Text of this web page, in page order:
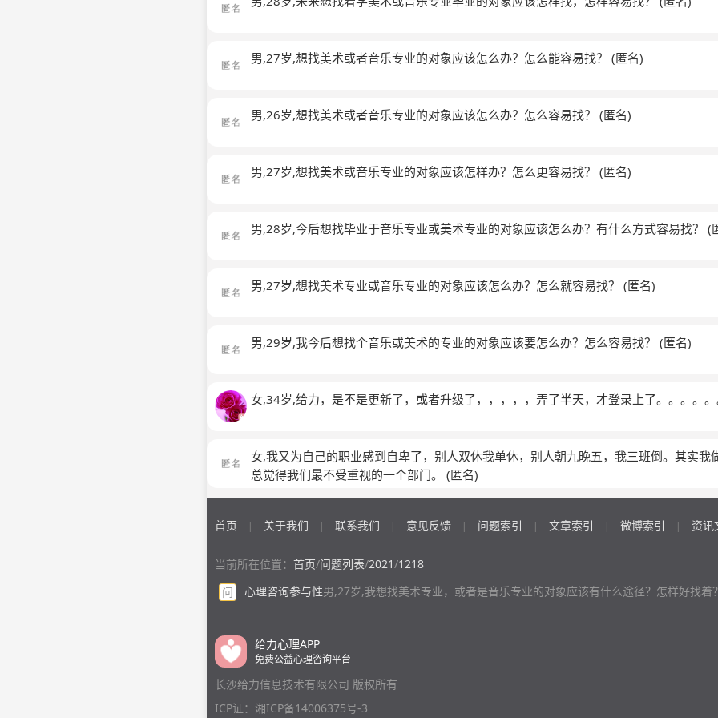
男,27岁,想找美术或者音乐专业的对象应该怎么办？怎么能容易找？ (匿名)
男,26岁,想找美术或者音乐专业的对象应该怎么办？怎么容易找？ (匿名)
男,27岁,想找美术或音乐专业的对象应该怎样办？怎么更容易找？ (匿名)
男,28岁,今后想找毕业于音乐专业或美术专业的对象应该怎么办？有什么方式容易找？ (
男,27岁,想找美术专业或音乐专业的对象应该怎么办？怎么就容易找？ (匿名)
男,29岁,我今后想找个音乐或美术的专业的对象应该要怎么办？怎么容易找？ (匿名)
女,34岁,给力，是不是更新了，或者升级了，，，，，弄了半天，才登录上了。。。。
女,我又为自己的职业感到自卑了，别人双休我单休，别人朝九晚五，我三班倒。其实我
总觉得我们最不受重视的一个部门。 (匿名)
首页 | 关于我们 | 联系我们 | 意见反馈 | 问题索引 | 文章索引 | 微博索引 | 资讯
当前所在位置： 首页/问题列表/2021/1218
问
心理咨询参与性男,27岁,我想找美术专业，或者是音乐专业的对象应该有什么途径？怎样好找着
给力心理APP
免费公益心理咨询平台
长沙给力信息技术有限公司 版权所有
ICP证：湘ICP备14006375号-3